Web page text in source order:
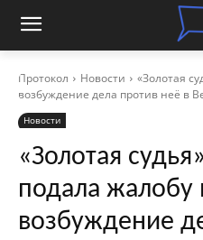
Протокол Новости
«Золотая
возбуждение дела против неё в
Новости
«Золотая
подала жалобу
возбуждение